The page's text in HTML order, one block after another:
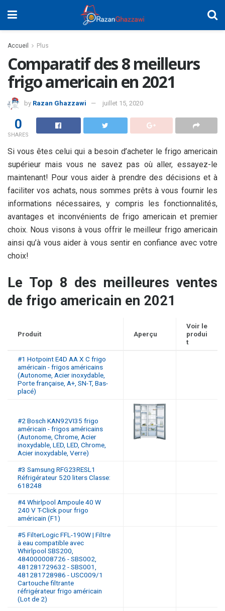
Accueil Plus
Comparatif des 8 meilleurs
frigo americain en 2021
by Razan Ghazzawi juillet 15, 2020
0
SHARES
Si vous êtes celui qui a besoin d’acheter le frigo americain
supérieur mais vous ne savez pas où aller, essayez-le
maintenant! Pour vous aider à prendre des décisions et à
faciliter vos achats, nous sommes prêts à vous fournir les
informations nécessaires, y compris les fonctionnalités,
avantages et inconvénients de frigo americain et premier
choix. Nous visons à vous offrir le meilleur frigo americain
ainsi qu’à vous aider à vous sentir en confiance avec votre
choix!
Le Top 8 des meilleures ventes
de frigo americain en 2021
Produit Aperçu
Voir le
produi
t
#1 Hotpoint E4D AA X C frigo
américain - frigos américains
(Autonome, Acier inoxydable,
Porte française, A+, SN-T, Bas-
placé)
#2 Bosch KAN92VI35 frigo
américain - frigos américains
(Autonome, Chrome, Acier
inoxydable, LED, LED, Chrome,
Acier inoxydable, Verre)
#3 Samsung RFG23RESL1
Réfrigérateur 520 liters Classe:
618248
#4 Whirlpool Ampoule 40 W
240 V T-Click pour frigo
américain (F1)
#5 FilterLogic FFL-190W | Filtre
à eau compatible avec
Whirlpool SBS200,
484000008726 - SBS002,
481281729632 - SBS001,
481281728986 - USC009/1
Cartouche filtrante
réfrigérateur frigo américain
(Lot de 2)